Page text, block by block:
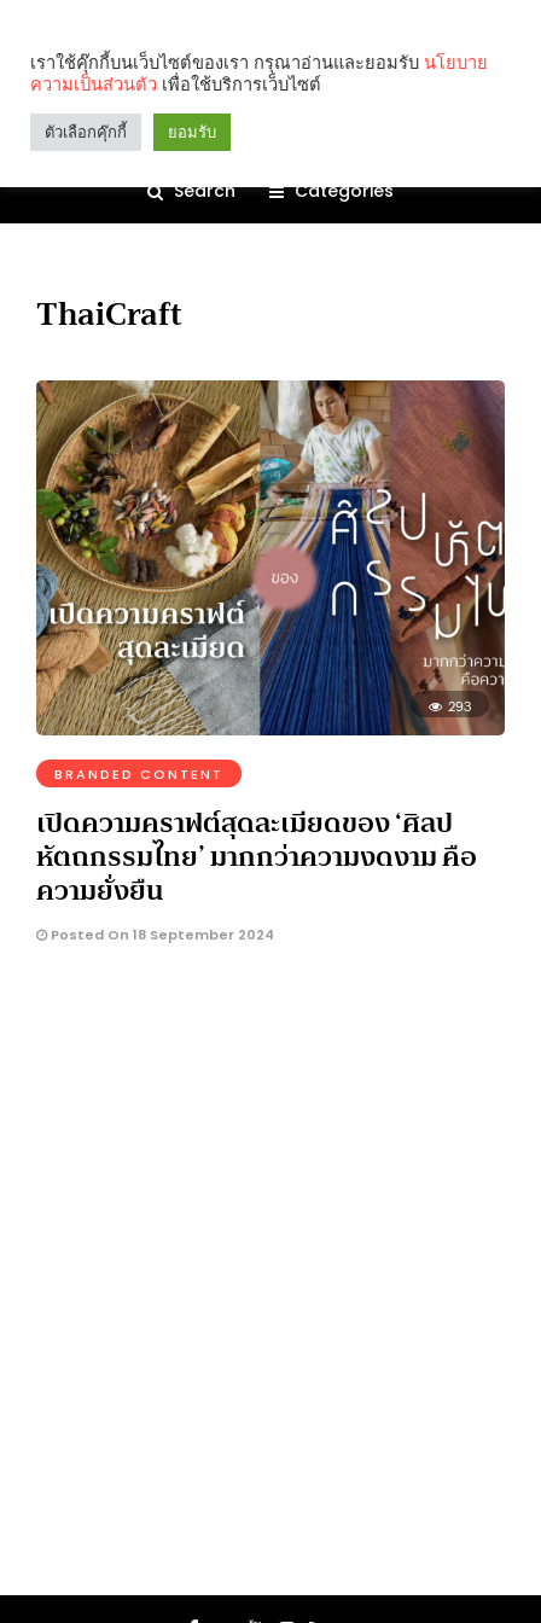
Search Categories
ThaiCraft
293
BRANDED CONTENT
เปิดความคราฟต์สุดละเมียดของ ‘ศิลป
หัตถกรรมไทย’ มากกว่าความงดงาม คือ
ความยั่งยืน
Posted On 18 September 2024
เราใช้คุ๊กกี้บนเว็บไซต์ของเรา กรุณาอ่านและยอมรับ นโยบาย
ความเป็นส่วนตัว เพื่อใช้บริการเว็บไซต์
ตัวเลือกคุ๊กกี้ ยอมรับ